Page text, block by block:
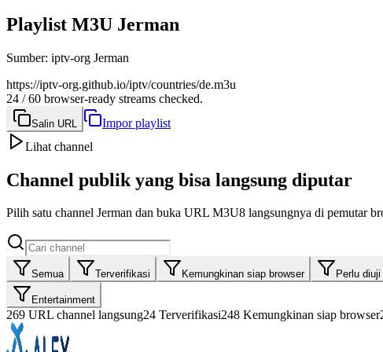
Playlist M3U Jerman
Sumber: iptv-org Jerman
https://iptv-org.github.io/iptv/countries/de.m3u
24 / 60 browser-ready streams checked.
Salin URL
Impor playlist
Lihat channel
Channel publik yang bisa langsung diputar
Pilih satu channel Jerman dan buka URL M3U8 langsungnya di pemutar
Semua Terverifikasi Kemungkinan siap browser Perlu diuji
Entertainment
269 URL channel langsung24 Terverifikasi248 Kemungkinan siap browser